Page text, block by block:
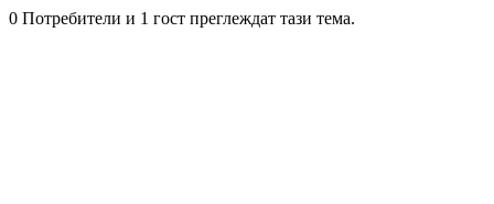
0 Потребители и 1 гост преглеждат тази тема.